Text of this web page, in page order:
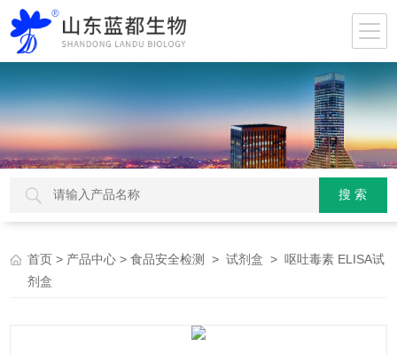
首页 > 产品中心 >食品安全检测 >试剂盒 > 呕吐毒素 ELISA试
剂盒